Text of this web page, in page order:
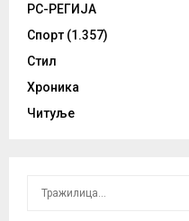
РС-РЕГИЈА
Спорт (1.357)
Стил
Хроника
Читуље